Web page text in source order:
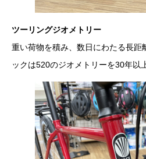
ツーリングジオメトリー
重い荷物を積み、数日にわたる長距
ックは520のジオメトリーを30年以